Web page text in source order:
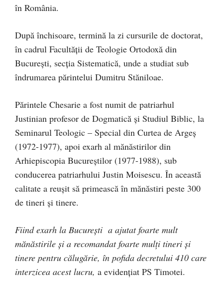
în România.
După închisoare, termină la zi cursurile de doctorat,
în cadrul Facultăţii de Teologie Ortodoxă din
Bucureşti, secţia Sistematică, unde a studiat sub
îndrumarea părintelui Dumitru Stăniloae.
Părintele Chesarie a fost numit de patriarhul
Justinian profesor de Dogmatică şi Studiul Biblic, la
Seminarul Teologic – Special din Curtea de Argeş
(1972-1977), apoi exarh al mănăstirilor din
Arhiepiscopia Bucureştilor (1977-1988), sub
conducerea patriarhului Justin Moisescu. În această
calitate a reuşit să primească în mănăstiri peste 300
de tineri şi tinere.
Fiind exarh la București a ajutat foarte mult
mănăstirile și a recomandat foarte mulți tineri și
tinere pentru călugărie, în pofida decretului 410 care
interzicea acest lucru, a evidențiat PS Timotei.